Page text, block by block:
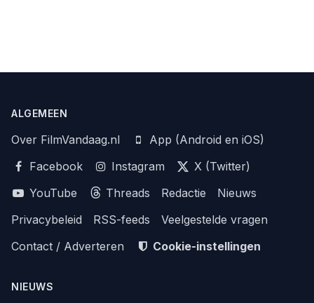
ALGEMEEN
Over FilmVandaag.nl
App (Android en iOS)
Facebook
Instagram
X (Twitter)
YouTube
Threads Redactie
Nieuws
Privacybeleid
RSS-feeds
Veelgestelde vragen
Contact / Adverteren
Cookie-instellingen
NIEUWS